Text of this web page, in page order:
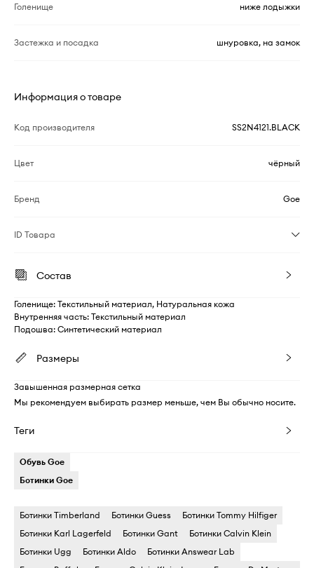
Голенище ниже лодыжки
Застежка и посадка шнуровка, на замок
Информация о товаре
Код производителя SS2N4121.BLACK
Цвет чёрный
Бренд Goe
ID Товара
Состав
Голенище: Текстильный материал, Натуральная кожа
Внутренняя часть: Текстильный материал
Подошва: Синтетический материал
Размеры
Завышенная размерная сетка
Мы рекомендуем выбирать размер меньше, чем Вы обычно носите.
Теги
Обувь Goe
Ботинки Goe
Ботинки Timberland Ботинки Guess
Ботинки Tommy Hilfiger
Ботинки Karl Lagerfeld
Ботинки Gant
Ботинки Calvin Klein
Ботинки Ugg
Ботинки Aldo
Ботинки Answear Lab